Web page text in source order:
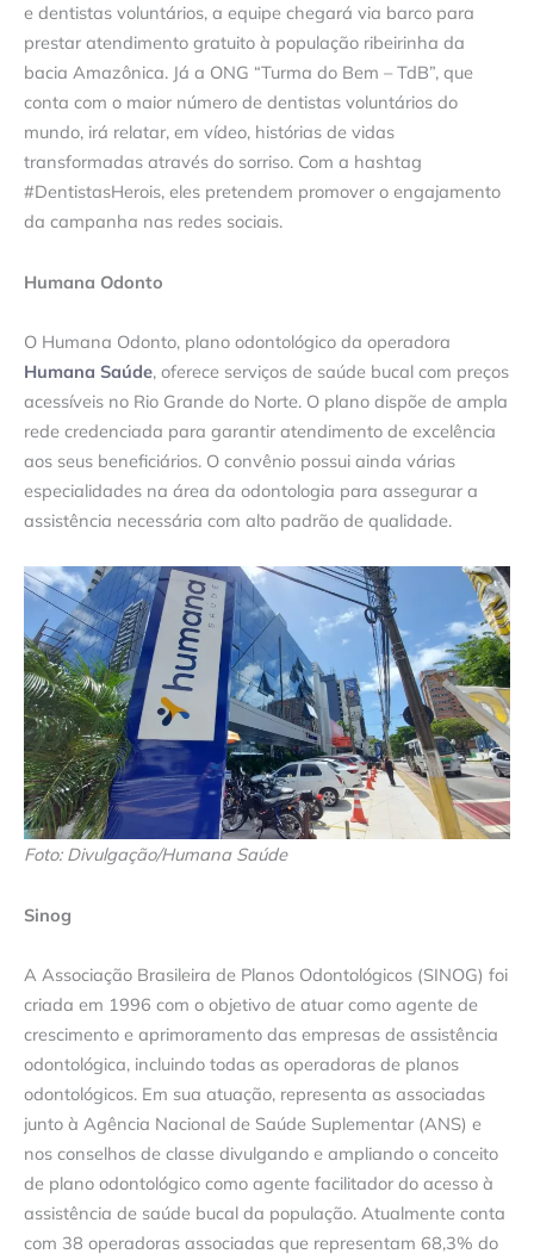
e dentistas voluntários, a equipe chegará via barco para
prestar atendimento gratuito à população ribeirinha da
bacia Amazônica. Já a ONG “Turma do Bem – TdB”, que
conta com o maior número de dentistas voluntários do
mundo, irá relatar, em vídeo, histórias de vidas
transformadas através do sorriso. Com a hashtag
#DentistasHerois, eles pretendem promover o engajamento
da campanha nas redes sociais.
Humana Odonto
O Humana Odonto, plano odontológico da operadora
Humana Saúde, oferece serviços de saúde bucal com preços
acessíveis no Rio Grande do Norte. O plano dispõe de ampla
rede credenciada para garantir atendimento de excelência
aos seus beneficiários. O convênio possui ainda várias
especialidades na área da odontologia para assegurar a
assistência necessária com alto padrão de qualidade.
Foto: Divulgação/Humana Saúde
Sinog
A Associação Brasileira de Planos Odontológicos (SINOG) foi
criada em 1996 com o objetivo de atuar como agente de
crescimento e aprimoramento das empresas de assistência
odontológica, incluindo todas as operadoras de planos
odontológicos. Em sua atuação, representa as associadas
junto à Agência Nacional de Saúde Suplementar (ANS) e
nos conselhos de classe divulgando e ampliando o conceito
de plano odontológico como agente facilitador do acesso à
assistência de saúde bucal da população. Atualmente conta
com 38 operadoras associadas que representam 68,3% do